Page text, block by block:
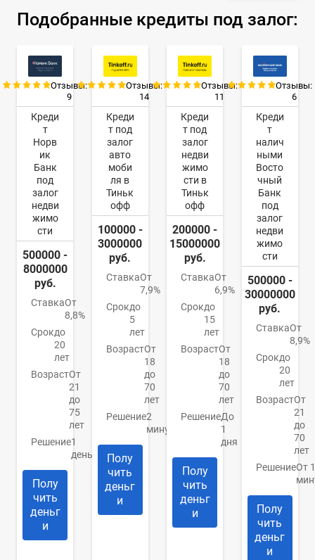
Подобранные кредиты под залог:
Отзывы:
9
Креди
т
Норв
ик
Банк
под
залог
недви
жимо
сти
500000 -
8000000
руб.
СтавкаОт
8,8%
Срокдо
20
лет
ВозрастОт
21
до
75
лет
Решение1
день
Полу
чить
деньг
и
Отзывы:
14
Креди
т под
залог
авто
моби
ля в
Тиньк
офф
100000 -
3000000
руб.
СтавкаОт
7,9%
Срокдо
5
лет
ВозрастОт
18
до
70
лет
Решение2
минуты
Полу
чить
деньг
и
Отзывы:
11
Креди
т под
залог
недви
жимо
сти в
Тиньк
офф
200000 -
15000000
руб.
СтавкаОт
6,9%
Срокдо
15
лет
ВозрастОт
18
до
70
лет
РешениеДо
1
дня
Полу
чить
деньг
и
Отзывы:
6
Креди
т
налич
ными
Восто
чный
Банк
под
залог
недви
жимо
сти
500000 -
30000000
руб.
СтавкаОт
8,9%
Срокдо
20
лет
ВозрастОт
21
до
70
лет
РешениеОт
Полу
чить
деньг
и